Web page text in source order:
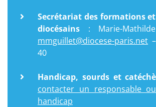
Secrétariat des formations
diocésains : Marie-
mmguillet@diocese-paris.net
40
Handicap, sourds et
contacter un responsable
handicap